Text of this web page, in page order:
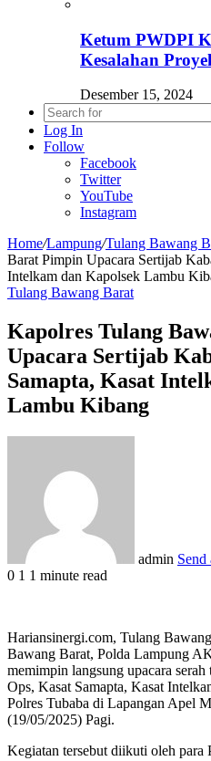
Ketum PWDPI
Kesalahan
Desember 15, 2024
Log In
Follow
Facebook
Twitter
YouTube
Instagram
Home/Lampung/Tulang Bawang
Barat Pimpin Upacara Sertijab
Intelkam dan Kapolsek Lambu
Tulang Bawang Barat
Kapolres Tulang
Upacara Sertijab
Samapta, Kasat
Lambu Kibang
admin Send
0 1 1 minute read
Hariansinergi.com, Tulang
Bawang Barat, Polda Lampung
memimpin langsung upacara
Ops, Kasat Samapta, Kasat
Polres Tubaba di Lapangan Apel
(19/05/2025) Pagi.
Kegiatan tersebut diikuti oleh para